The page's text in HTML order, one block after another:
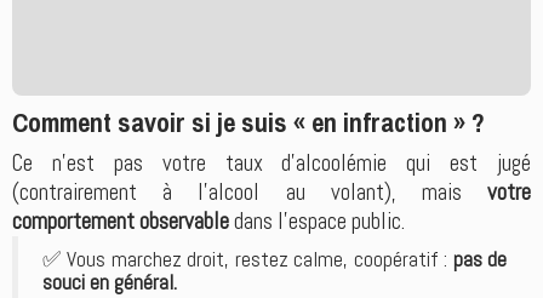
Comment savoir si je suis « en infraction » ?
Ce n’est pas votre taux d’alcoolémie qui est jugé
(contrairement à l’alcool au volant), mais votre
comportement observabledans l’espace public.
✅ Vous marchez droit, restez calme, coopératif : pas de
souci en général.